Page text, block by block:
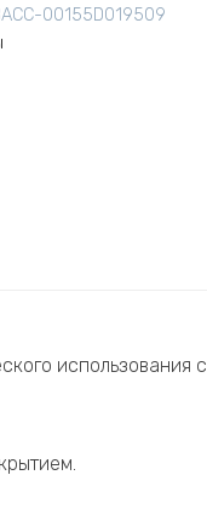
00155D019509
использования с